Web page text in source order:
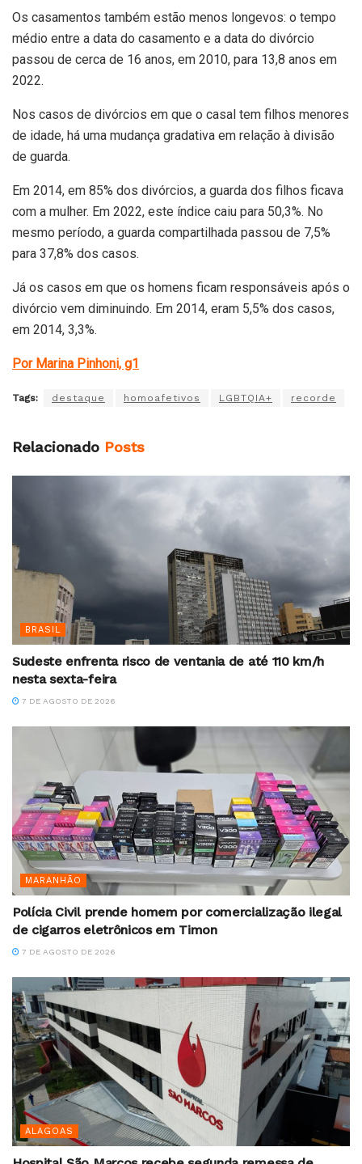
Os casamentos também estão menos longevos: o tempo
médio entre a data do casamento e a data do divórcio
passou de cerca de 16 anos, em 2010, para 13,8 anos em
2022.
Nos casos de divórcios em que o casal tem filhos menores
de idade, há uma mudança gradativa em relação à divisão
de guarda.
Em 2014, em 85% dos divórcios, a guarda dos filhos ficava
com a mulher. Em 2022, este índice caiu para 50,3%. No
mesmo período, a guarda compartilhada passou de 7,5%
para 37,8% dos casos.
Já os casos em que os homens ficam responsáveis após o
divórcio vem diminuindo. Em 2014, eram 5,5% dos casos,
em 2014, 3,3%.
Por Marina Pinhoni, g1
Tags: destaque homoafetivos LGBTQIA+ recorde
Relacionado Posts
BRASIL
Sudeste enfrenta risco de ventania de até 110 km/h
nesta sexta-feira
7 DE AGOSTO DE 2026
MARANHÃO
Polícia Civil prende homem por comercialização ilegal
de cigarros eletrônicos em Timon
7 DE AGOSTO DE 2026
ALAGOAS